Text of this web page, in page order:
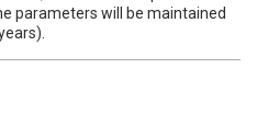
parameters will be maintained